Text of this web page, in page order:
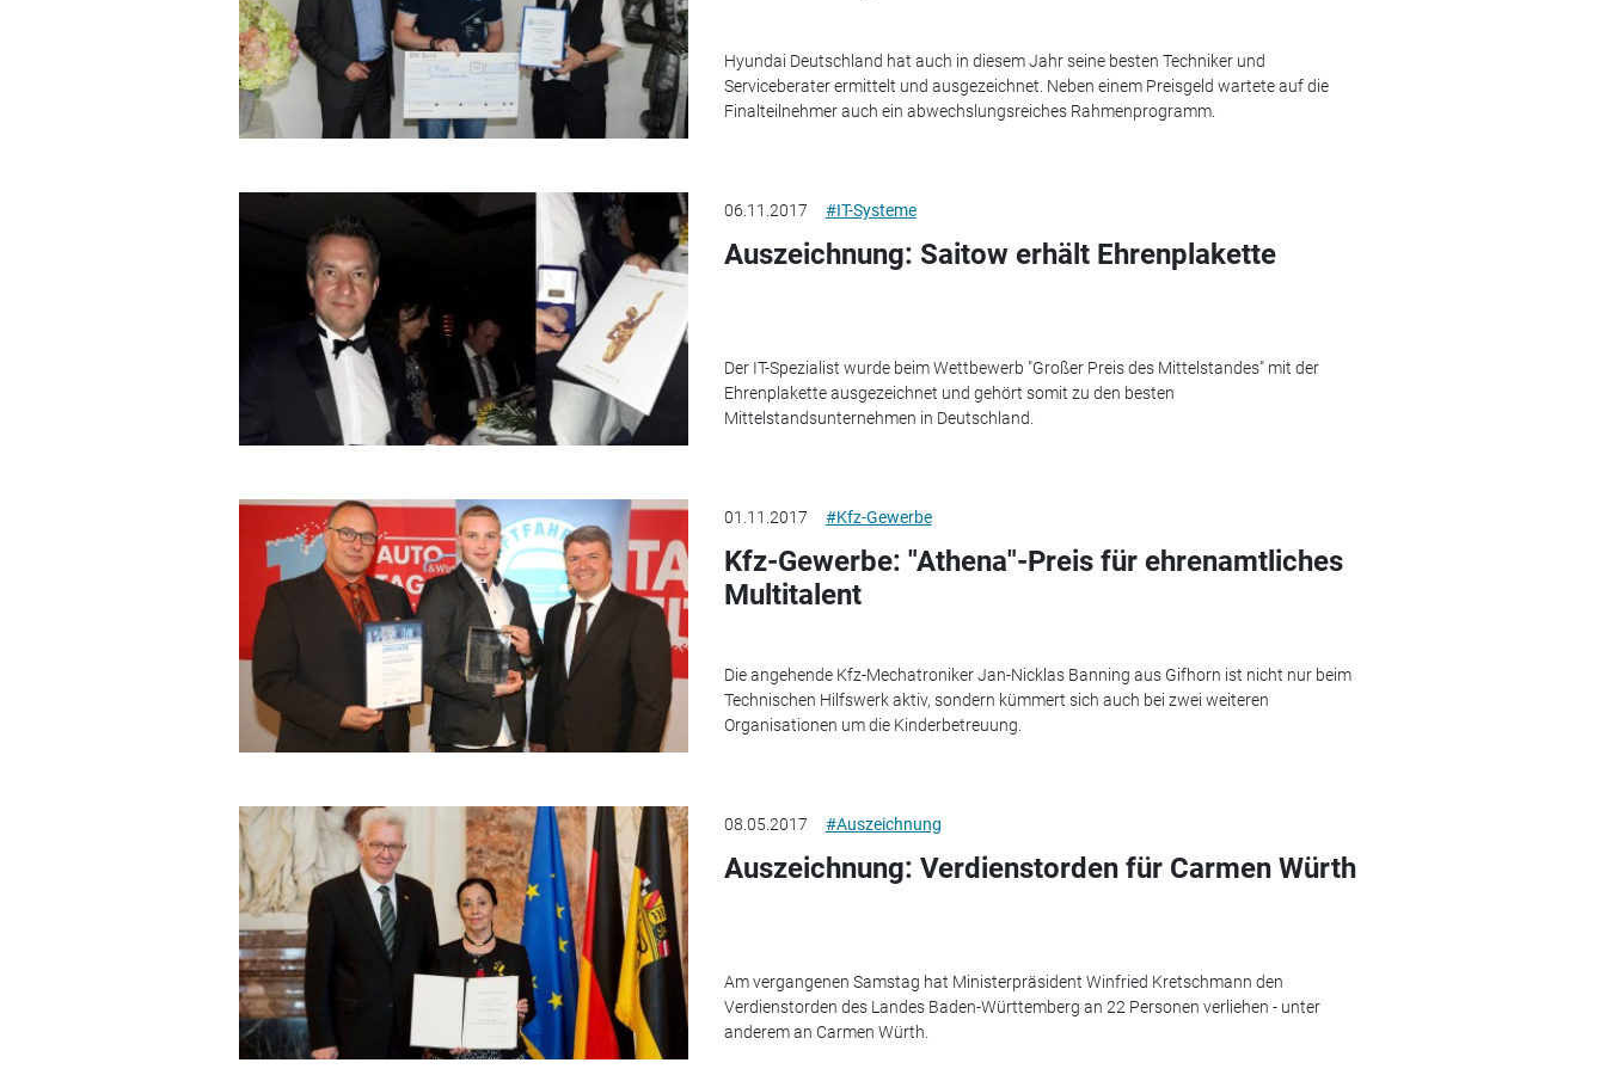
Hyundai Deutschland hat auch in diesem Jahr seine besten Techniker und
Serviceberater ermittelt und ausgezeichnet. Neben einem Preisgeld wartete auf die
Finalteilnehmer auch ein abwechslungsreiches Rahmenprogramm.
06.11.2017 #IT-Systeme
Auszeichnung: Saitow erhält Ehrenplakette
Der IT-Spezialist wurde beim Wettbewerb "Großer Preis des Mittelstandes" mit der
Ehrenplakette ausgezeichnet und gehört somit zu den besten
Mittelstandsunternehmen in Deutschland.
01.11.2017 #Kfz-Gewerbe
Kfz-Gewerbe: "Athena"-Preis für ehrenamtliches
Multitalent
Die angehende Kfz-Mechatroniker Jan-Nicklas Banning aus Gifhorn ist nicht nur beim
Technischen Hilfswerk aktiv, sondern kümmert sich auch bei zwei weiteren
Organisationen um die Kinderbetreuung.
08.05.2017 #Auszeichnung
Auszeichnung: Verdienstorden für Carmen Würth
Am vergangenen Samstag hat Ministerpräsident Winfried Kretschmann den
Verdienstorden des Landes Baden-Württemberg an 22 Personen verliehen - unter
anderem an Carmen Würth.